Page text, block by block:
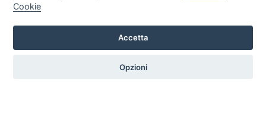
Mobili Di Palma
Via di Ogliara 89, 84135, Salerno
Tel. +39 089281193 / +39 3358372617 Email:
Cookie
Accetta
Opzioni